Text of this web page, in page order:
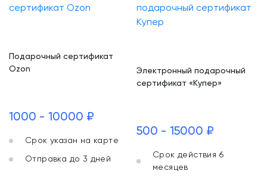
Подарочный сертификат
Ozon
1000 - 10000 ₽
Срок указан на карте
Отправка до 3 дней
Электронный подарочный
сертификат «Купер»
500 - 15000 ₽
Срок действия 6
месяцев